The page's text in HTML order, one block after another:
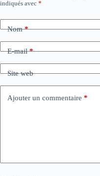
indiqués avec *
Nom*
E-mail*
Site web
Ajouter un commentaire *